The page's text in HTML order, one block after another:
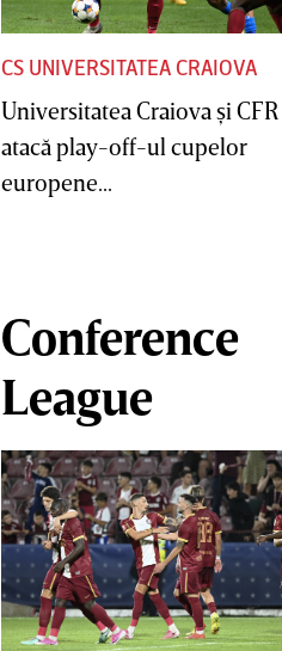
CS UNIVERSITATEA CRAIOVA
Universitatea Craiova şi
atacă play-off-ul cupelor
europene...
Conference
League